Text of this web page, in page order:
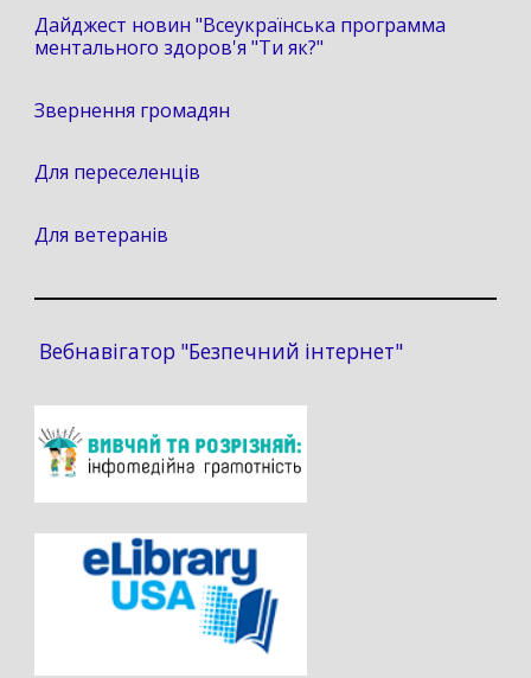
Дайджест новин "Всеукраїнська программа
ментального здоров'я "Ти як?"
Звернення громадян
Для переселенців
Для ветеранів
Вебнавігатор "Безпечний інтернет"